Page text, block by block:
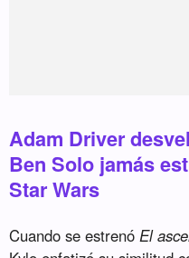
Adam Driver
Ben Solo jamás
Star Wars
Cuando se estrenóEl